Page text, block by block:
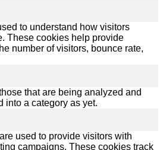
to understand how visitors
These cookies help provide
number of visitors, bounce rate,
that are being analyzed and
into a category as yet.
used to provide visitors with
campaigns. These cookies track